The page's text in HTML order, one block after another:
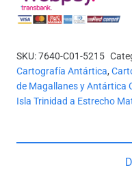
PUERTOS
EL
TERRITORIO
ANTÁRTICO
cantidad
SKU:7640-C01-5215
Cartografía Antártica,
de Magallanes y Antártica
Isla Trinidad a Estrecho